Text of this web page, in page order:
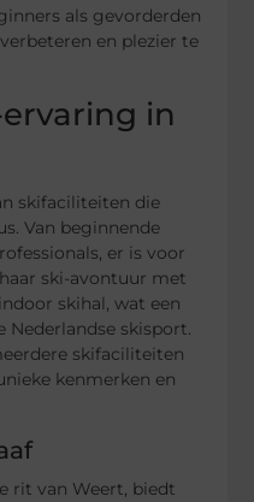
als gevorderden
en plezier te
in
skifaciliteiten die
Van beginnende
er is voor
ski-avontuur met
skihal, wat een
skisport.
skifaciliteiten
kenmerken en
rit van Weert, biedt